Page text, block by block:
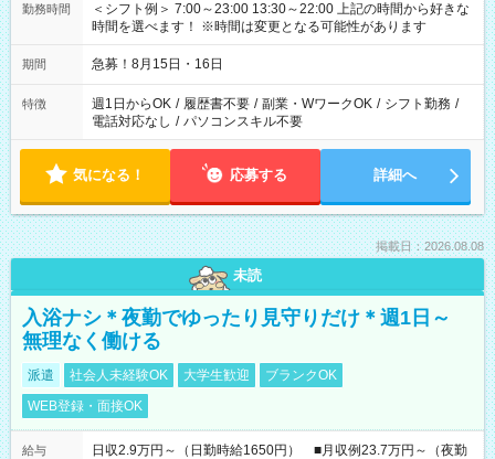
勤務時間
＜シフト例＞ 7:00～23:00 13:30～22:00 上記の時間から好きな
時間を選べます！ ※時間は変更となる可能性があります
期間 急募！8月15日・16日
特徴 週1日からOK / 履歴書不要 / 副業・WワークOK / シフト勤務 /
電話対応なし / パソコンスキル不要
気になる！ 応募する 詳細へ
掲載日：2026.08.08
未読
入浴ナシ＊夜勤でゆったり見守りだけ＊週1日～
無理なく働ける
派遣 社会人未経験OK 大学生歓迎
ブランクOK
WEB登録・面接OK
給与
日収2.9万円～（日勤時給1650円） ■月収例23.7万円～（夜勤